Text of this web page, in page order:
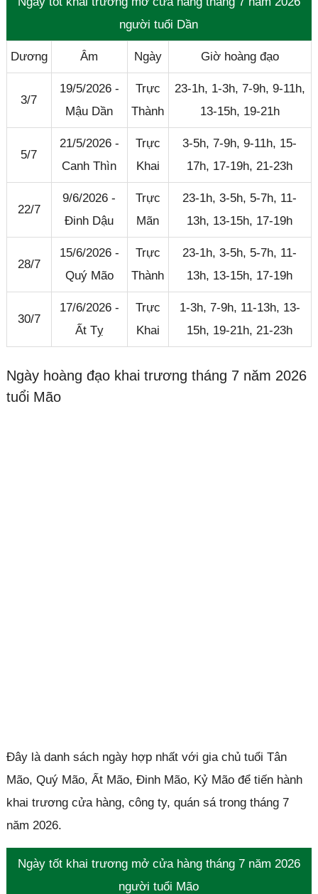
người tuổi Dần
Dương Âm Ngày Giờ hoàng đạo
3/7
19/5/2026 -
Mậu Dần
Trực
Thành
23-1h, 1-3h, 7-9h, 9-11h,
13-15h, 19-21h
5/7
21/5/2026 -
Canh Thìn
Trực
Khai
3-5h, 7-9h, 9-11h, 15-
17h, 17-19h, 21-23h
22/7
9/6/2026 -
Đinh Dậu
Trực
Mãn
23-1h, 3-5h, 5-7h, 11-
13h, 13-15h, 17-19h
28/7
15/6/2026 -
Quý Mão
Trực
Thành
23-1h, 3-5h, 5-7h, 11-
13h, 13-15h, 17-19h
30/7
17/6/2026 -
Ất Tỵ
Trực
Khai
1-3h, 7-9h, 11-13h, 13-
15h, 19-21h, 21-23h
Ngày hoàng đạo khai trương tháng 7 năm 2026
tuổi Mão
Đây là danh sách ngày hợp nhất với gia chủ tuổi Tân
Mão, Quý Mão, Ất Mão, Đinh Mão, Kỷ Mão để tiến hành
khai trương cửa hàng, công ty, quán sá trong tháng 7
năm 2026.
Ngày tốt khai trương mở cửa hàng tháng 7 năm 2026
người tuổi Mão
Đóng quảng cáo ✕